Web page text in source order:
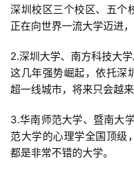
深圳校区三个校区、五个
正在向世界一流大学迈进
2.深圳大学、南方科技大
这几年强势崛起，依托深
超一线城市，将来只会越来
3.华南师范大学、暨南大
范大学的心理学全国顶级
都是非常不错的大学。